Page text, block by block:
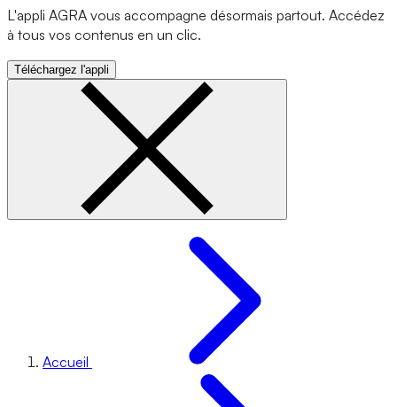
L'appli AGRA vous accompagne désormais partout. Accédez
à tous vos contenus en un clic.
Téléchargez l'appli
Accueil